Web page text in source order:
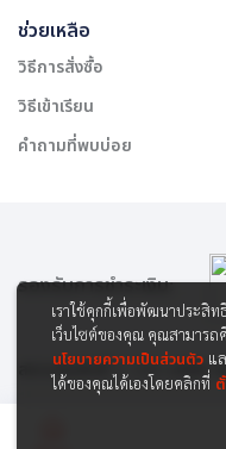
ช่วยเหลือ
วิธีการสั่งซื้อ
วิธีเข้าเรียน
คำถามที่พบบ่อย
สงวนลิขสิทธิ์ © 2565 บริษัท
รองรับการชำระเงิน:
เราใช้คุกกี้เพื่อพัฒนาประสิ
เว็บไซต์ของคุณ คุณสามารถ
นโยบายความเป็นส่วนตัว แ
ได้ของคุณได้เองโดยคลิกที่